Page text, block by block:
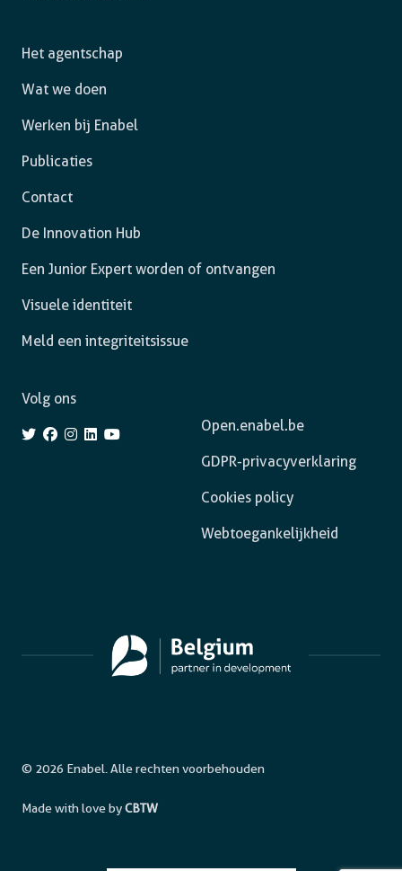
Het agentschap
Wat we doen
Werken bij Enabel
Publicaties
Contact
De Innovation Hub
Een Junior Expert worden of ontvangen
Visuele identiteit
Meld een integriteitsissue
Open.enabel.be
GDPR-privacyverklaring
Cookies policy
Webtoegankelijkheid
Volg ons
© 2026 Enabel. Alle rechten voorbehouden
Made with love byCBTW